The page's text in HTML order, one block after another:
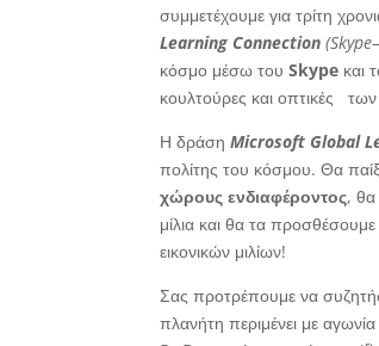
συμμετέχουμε για τρίτη
Learning Connection (Skype
κόσμο μέσω τουSkype και
κουλτούρες και οπτικές
Η δράσηMicrosoft Global
πολίτης του κόσμου. Θα
χώρους ενδιαφέροντος,
μίλια και θα τα
εικονικών μιλίων!
Σας προτρέπουμε να
πλανήτη περιμένει με